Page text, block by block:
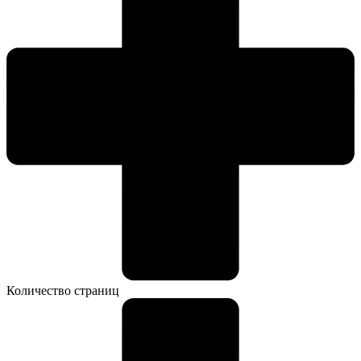
Количество страниц